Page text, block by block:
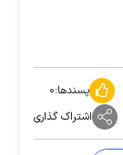
پسندها:۰
اشتراک گذاری